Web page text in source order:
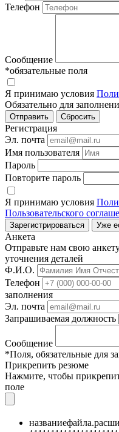
Телефон
Сообщение
*обязательные поля
Я принимаю условия
Обязательно для
Регистрация
Эл. почта
Имя пользователя
Пароль
Повторите пароль
Я принимаю условия
Пользовательского
Зарегистрироваться Уже
Анкета
Отправьте нам свою
уточнения деталей
Ф.И.О.
Телефон
заполнения
Эл. почта
Запрашиваемая должность
Сообщение
*Поля, обязательные для
Прикрепить резюме
Нажмите, чтобы
поле